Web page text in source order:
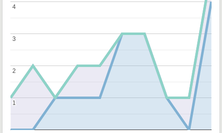
1
1
2
2
3
3
4
4